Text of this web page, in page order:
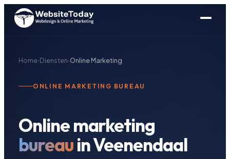
Home›Diensten›Online Marketing
ONLINE MARKETING BUREAU
Online marketing
bureauin Veenendaal